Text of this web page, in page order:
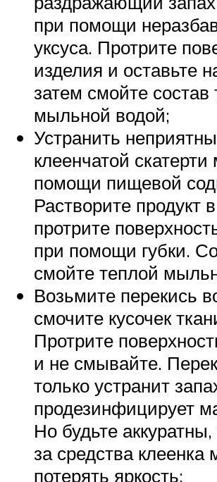
при помощи
уксуса. Протрите
изделия и оставьте
затем смойте состав
мыльной водой;
Устранить
клеенчатой
помощи пищевой
Растворите продукт
протрите
при помощи губки.
смойте теплой
Возьмите перекись
смочите кусочек
Протрите
и не смывайте.
только устранит
продезинфицирует
Но будьте аккуратны,
за средства клеенка
потерять яркость;